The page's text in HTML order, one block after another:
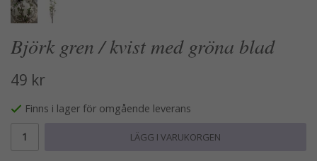
Björk gren / kvist med gröna blad
49 kr
Finns i lager för omgående leverans
LÄGG I VARUKORGEN